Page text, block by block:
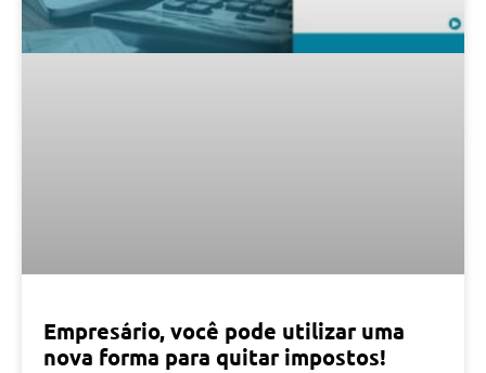
Empresário, você pode utilizar uma
nova forma para quitar impostos!